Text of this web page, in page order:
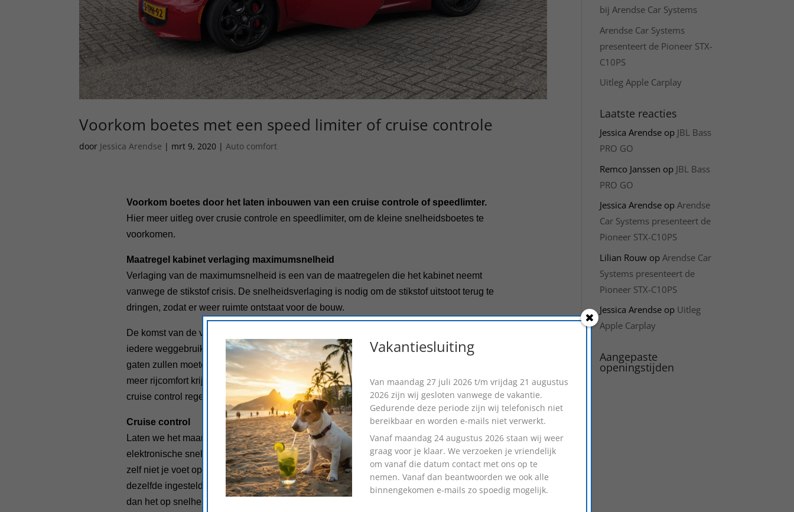
Voorkom boetes met een speed limiter of cruise controle
door Jessica Arendse | mrt 9, 2020 |Auto comfort
Voorkom boetes door het laten inbouwen van een cruise controle of speedlimter.
Hier meer uitleg over crusie controle en speedlimiter, om de kleine snelheidsboetes te
voorkomen.
Maatregel kabinet verlaging maximumsnelheid
Verlaging van de maximumsnelheid is een van de maatregelen die het kabinet neemt
vanwege de stikstof crisis. De snelheidsverlaging is nodig om de stikstof uitstoot terug te
dringen, zodat er weer ruimte ontstaat voor de bouw.
De komst van de verlaging naar een maximumsnelheid naar 100 km per uur zal voor
iedere weggebruiker wennen zijn en we zullen onze snelheidsmeter nóg meer in de
gaten zullen moeten houden. Door het gebruik van een cruisecontrol in jouw auto kun je
meer rijcomfort krijgen. Je hoeft zelf niet meer constant op je snelheidsmeter te letten, de
cruise control regelt de ingestelde snelheid.
Cruise control
Laten we het maar je persoonlijke snelheidsassistent noemen. Een cruise control is een
elektronische snelheidsregelaar. Wanneer je de cruise control hebt ingeschakeld hoef je
zelf niet je voet op het gaspedaal te houden, de cruise control houdt je auto steeds op
dezelfde ingestelde snelheid. Dit rijdt erg ontspannen en het is veel minder vermoeiend
dan het op snelheid houden van je auto. De snelheid waar je je aan wilt aanhouden, stel
bij Arendse Car Systems
Arendse Car Systems
presenteert de Pioneer STX-
C10PS
Uitleg Apple Carplay
Laatste reacties
Jessica Arendse op JBL Bass
PRO GO
Remco Janssen op JBL Bass
PRO GO
Jessica Arendse opArendse
Car Systems presenteert de
Pioneer STX-C10PS
Lilian Rouw opArendse Car
Systems presenteert de
Pioneer STX-C10PS
Jessica Arendse op Uitleg
Apple Carplay
Aangepaste
openingstijden
Vakantiesluiting
Van maandag 27 juli 2026 t/m vrijdag 21 augustus
2026 zijn wij gesloten vanwege de vakantie.
Gedurende deze periode zijn wij telefonisch niet
bereikbaar en worden e-mails niet verwerkt.
Vanaf maandag 24 augustus 2026 staan wij weer
graag voor je klaar. We verzoeken je vriendelijk
om vanaf die datum contact met ons op te
nemen. Vanaf dan beantwoorden we ook alle
binnengekomen e-mails zo spoedig mogelijk.